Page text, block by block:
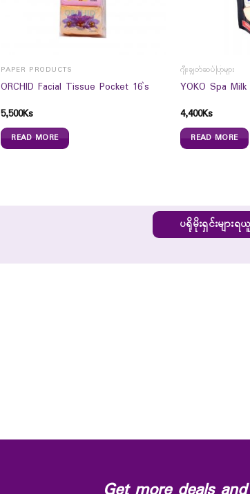
PAPER PRODUCTS
ORCHID Facial Tissue Pocket 16`s
5,500Ks
READ MORE
ဂျီးချွတ်ဆပ်ပြာများ
YOKO Spa
4,400Ks
READ MORE
ပရိုမိုးရှင်းများ